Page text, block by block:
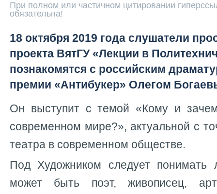
При полном или частичном цитировании
обязательна!
18 октября 2019 года слушатели
проекта ВятГУ «Лекции в
познакомятся с российским
премии «Антибукер» Олегом
Он выступит с темой «Кому и
современном мире?», актуальной с
театра в современном обществе.
Под Художником следует понимать
может быть поэт, живописец,